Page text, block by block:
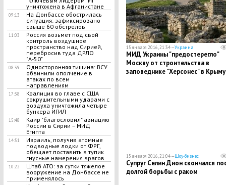
уничтожена в Афганистане
09:13
На Донбассе обострилась
ситуация: зафиксировано
свыше 60 обстрелов
11:03
Россия возьмет под свой
контроль воздушное
пространство над Сирией,
перебросив туда ДРЛО
"А-50"
08:39
Односторонняя тишина: ВСУ
обвинили ополчение в
атаках по всем
направлениям
17:38
Коалиция во главе с США
сокрушительными ударами с
воздуха уничтожила четыре
бункера ИГИЛ
15:48
Каир "благословил" авиацию
России в Сирии – МИД
Египта
14:51
Израиль, получив атомные
подводные лодки от ФРГ,
обещает поставить в тупик
гнусные намерения врагов
10:22
Штаб АТО: за сутки тяжелое
вооружение на Донбассе не
применялось
15 января 2016, 21:34 —Украина
МИД Украины "предостерегло"
Москву от строительства в
заповеднике "Херсонес" в Крыму
15 января 2016, 21:04 —Шоу-бизнес
Супруг Селин Дион скончался
долгой борьбы с раком